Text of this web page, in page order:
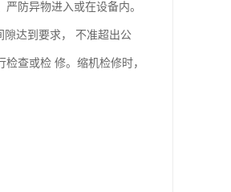
防异物进入或在设备内。
隙达到要求， 不准超出公
查或检 修。缩机检修时，